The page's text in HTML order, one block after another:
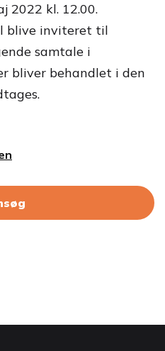
2022 kl. 12.00.
blive inviteret til
samtale i
bliver behandlet i den